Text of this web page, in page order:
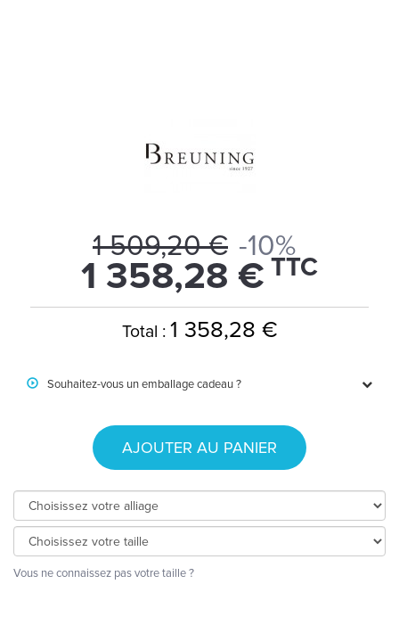
1 509,20 € -10%
1 358,28 € TTC
Total : 1 358,28 €
Souhaitez-vous un emballage cadeau ?
AJOUTER AU PANIER
Vous ne connaissez pas votre taille ?